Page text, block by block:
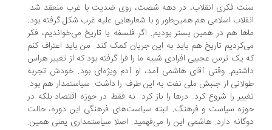
فکری انقلاب، در دهه شصت، روی ضدیت با غرب منعقد شد.
اسلامی هم همین‌طور و با شعارهایی علیه غرب شکل گرفته بود.
هم در همین بستر بودیم. اگر فلسفه یا تاریخ می‌خواندیم، فکر
تاریخ هم باید به این جریان کمک کند. من باید اعتراف کنم
یک ترس عجیبی افرادی شبیه ما را فرا گرفته بود که از تغییر هراس
وقتی آقای هاشمی آمد، او آدم ویژه‌ای بود. خودش تجربه
از جنبش ملی نفت به این طرف را داشت. سیاستمدار هم بود.
را شروع کرد. درها را باز کرد. نه فقط در حوزه اقتصاد بلکه در
سیاست و فرهنگ. البته سیاست‌های فرهنگی این دوره، حالت
دارد. هاشمی این را می‌فهمید. اصلا سیاستمداری یعنی همین.